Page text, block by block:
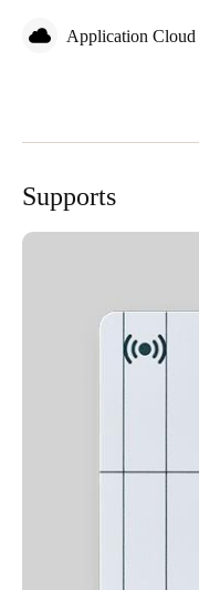
Application Cloud
Supports